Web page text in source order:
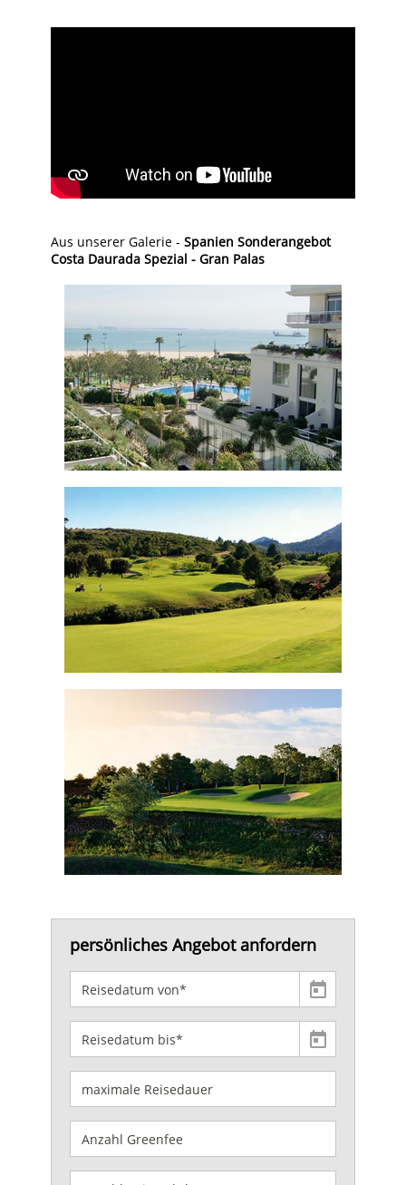
Aus unserer Galerie - Spanien Sonderangebot
Costa Daurada Spezial - Gran Palas
persönliches Angebot anfordern